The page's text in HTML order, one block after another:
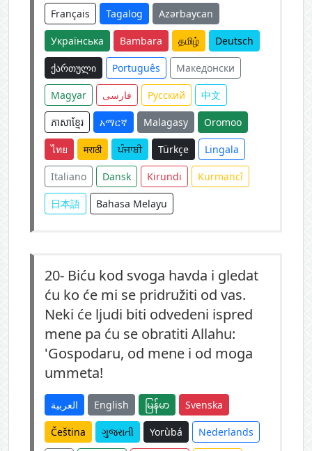
Français Tagalog Azərbaycan
Українська Bambara தமிழ் Deutsch
ქართული Português Македонски
Magyar فارسی Русский 中文
ភាសាខ្មែរ አማርኛ Malagasy Oromoo
ไทย मराठी ਪੰਜਾਬੀ Türkçe Lingala
Italiano Dansk Kirundi Kurmancî
日本語 Bahasa Melayu
20- Biću kod svoga havda i gledat
ću ko će mi se pridružiti od vas.
Neki će ljudi biti odvedeni ispred
mene pa ću se obratiti Allahu:
'Gospodaru, od mene i od moga
ummeta!
العربية English မြန်မာ Svenska
Čeština ગુજરાતી Yorùbá Nederlands